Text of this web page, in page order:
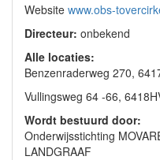
Website www.obs-
Directeur: onbekend
Alle locaties:
Benzenraderweg 270,
Vullingsweg 64 -66,
Wordt bestuurd door:
Onderwijsstichting
LANDGRAAF